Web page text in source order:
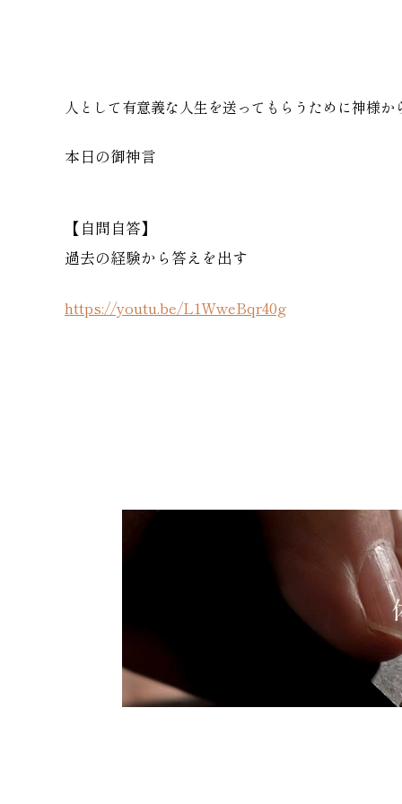
人として有意義な人生を送ってもらうために神様
本日の御神言
【自問自答】
過去の経験から答えを出す
https://youtu.be/L1WweBqr40g